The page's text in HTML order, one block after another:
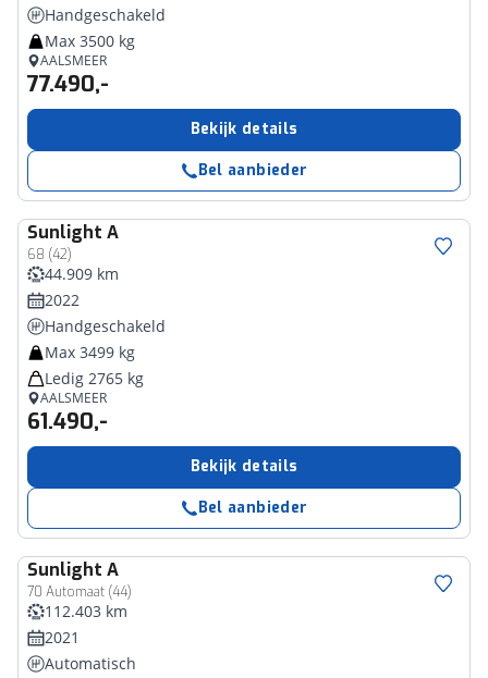
Handgeschakeld
Max 3500 kg
AALSMEER
77.490,-
Bekijk details
Bel aanbieder
Sunlight A
68 (42)
44.909 km
2022
Handgeschakeld
Max 3499 kg
Ledig 2765 kg
AALSMEER
61.490,-
Bekijk details
Bel aanbieder
Sunlight A
70 Automaat (44)
112.403 km
2021
Automatisch